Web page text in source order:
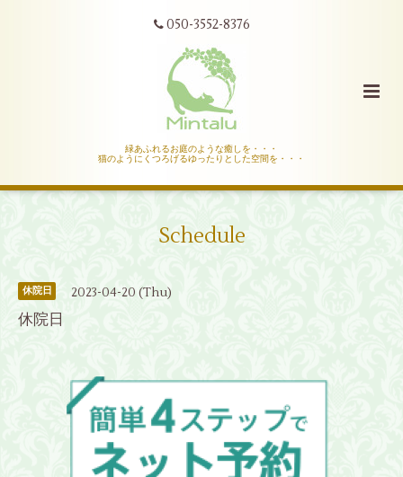
050-3552-8376
緑あふれるお庭のような癒しを・・・
猫のようにくつろげるゆったりとした空間を・・・
Schedule
休院日 2023-04-20 (Thu)
休院日